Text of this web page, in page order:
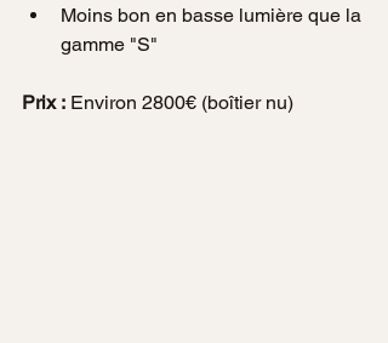
Moins bon en basse lumière que la
gamme "S"
Prix : Environ 2800€ (boîtier nu)